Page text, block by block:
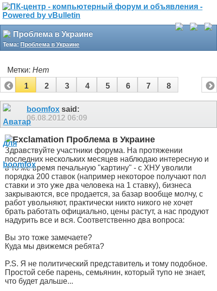
Проблема в Украине
Тема: Проблема в Украине
Метки: Нет
1
2 3 4 5 6 7 8
boomfox said:
06.08.2012 06:09
Проблема в Украине
Здравствуйте участники форума. На протяжении
последних нескольких месяцев наблюдаю интересную и
в то же время печальную "картину" - с ХНУ уволили
порядка 200 ставок (например некоторое получают пол
ставки и это уже два человека на 1 ставку), бизнеса
закрываются, все продается, за базар вообще молчу, с
работ увольняют, практически никто никого не хочет
брать работать официально, цены растут, а нас продуют
надурить все и вся. Соответственно два вопроса:
Вы это тоже замечаете?
Куда мы движемся ребята?
P.S. Я не политический представитель и тому подобное.
Простой себе парень, семьянин, который тупо не знает,
что будет дальше...